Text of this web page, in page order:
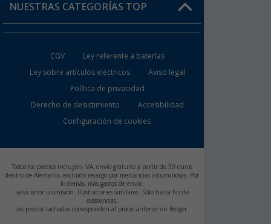
¿Dónde está mi pedido?
NUESTRAS CATEGORÍAS TOP
Muebles de Camping
Neveras Portátiles
Baterías de Camping
CGV
Ley referente a baterías
Ley sobre artículos eléctricos
Aviso legal
Política de privacidad
Derecho de desistimiento
Accesibilidad
Configuración de cookies
Todos los precios incluyen IVA, envío gratuito a partir de 50 euros
dentro de Alemania, excluido recargo por mercancías voluminosas. Por
lo demás, más gastos de envío.
salvo error u omisión. Ilustraciones similares. Sólo hasta fin de
existencias.
Los precios tachados corresponden al precio anterior en Berger.